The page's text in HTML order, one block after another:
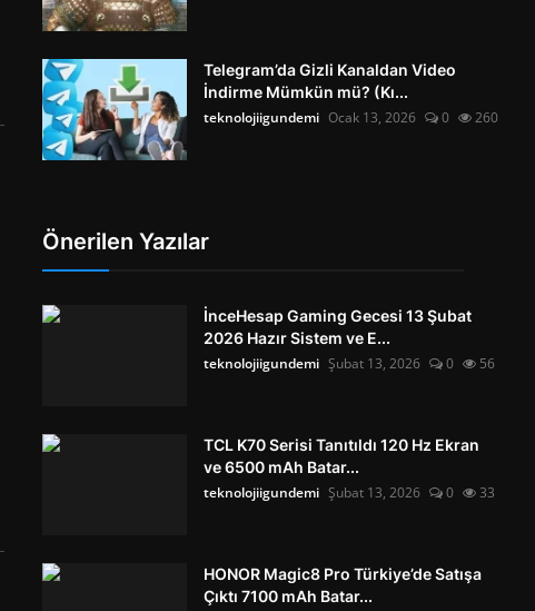
Telegram’da Gizli Kanaldan Video
İndirme Mümkün mü? (Kı...
teknolojiigundemi Ocak 13, 2026 0 260
Önerilen Yazılar
İnceHesap Gaming Gecesi 13 Şubat
2026 Hazır Sistem ve E...
teknolojiigundemi Şubat 13, 2026 0 56
TCL K70 Serisi Tanıtıldı 120 Hz Ekran
ve 6500 mAh Batar...
teknolojiigundemi Şubat 13, 2026 0 33
HONOR Magic8 Pro Türkiye’de Satışa
Çıktı 7100 mAh Batar...